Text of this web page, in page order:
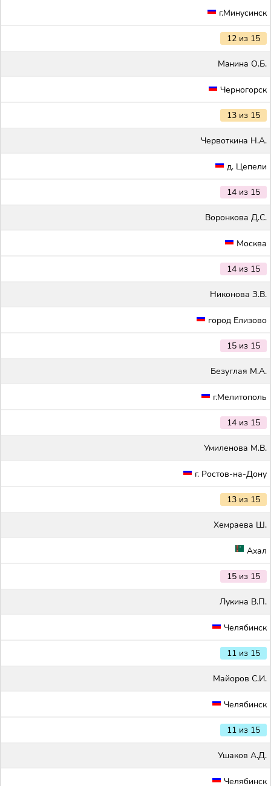
г.Минусинск
12 из 15
Maнина О.Б.
Черногорск
13 из 15
Червоткина Н.А.
д. Цепели
14 из 15
Воронкова Д.С.
Москва
14 из 15
Никонова З.В.
город Елизово
15 из 15
Безуглая М.А.
г.Мелитополь
14 из 15
Умиленова М.В.
г. Ростов-на-Дону
13 из 15
Хемраева Ш.
Ахал
15 из 15
Лукина В.П.
Челябинск
11 из 15
Майоров С.И.
Челябинск
11 из 15
Ушаков А.Д.
Челябинск